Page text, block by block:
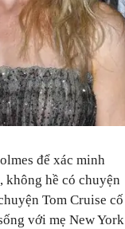
để xác minh
không hề có chuyện
Tom Cruise cố
với mẹ New York